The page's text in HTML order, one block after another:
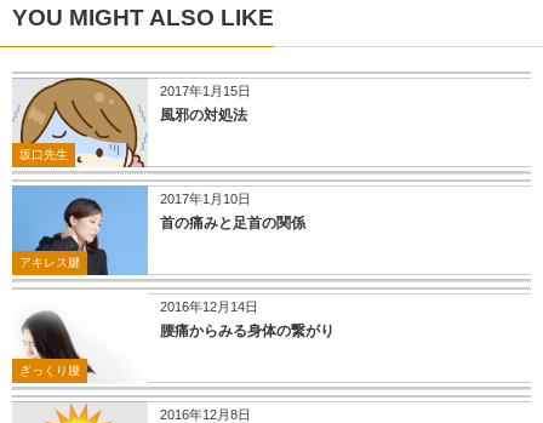
YOU MIGHT ALSO LIKE
2017年1月15日
坂口先生
風邪の対処法
2017年1月10日
アキレス腱
首の痛みと足首の関係
2016年12月14日
ぎっくり腰
腰痛からみる身体の繋がり
2016年12月8日